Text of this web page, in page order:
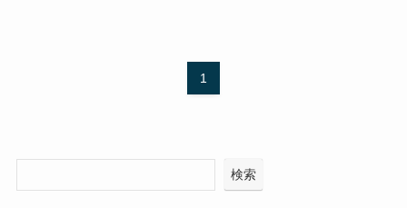
1
検索